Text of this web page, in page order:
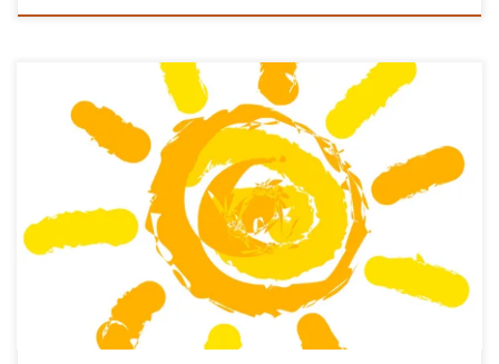
Canzoni per l’estate a gogò! Dopo i cantautori (relax) ecco le hits
che mi fanno venire in mente il mare, il sole, la vacanza, la
piacevolezza di ascoltare musica leggera da classifica su un lettino
in piscina o sdraiato sulla sabbia di una bella spiaggia. Si parte da
Napoli tranquilli […]